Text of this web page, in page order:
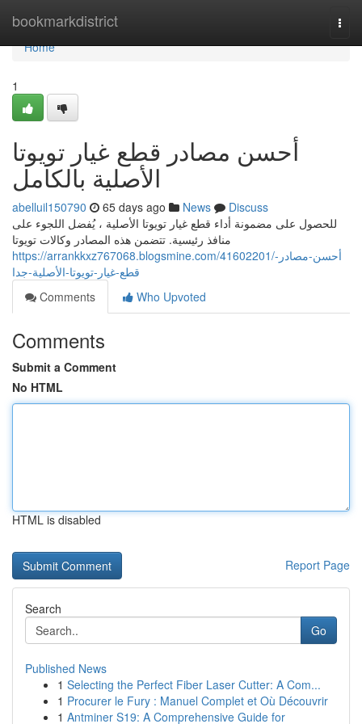
bookmarkdistrict
Home
Home
1
أحسن مصادر قطع غيار تويوتا
الأصلية بالكامل
abelluil150790 65 days ago News
Discuss
للحصول على مضمونة أداء قطع غيار تويوتا الأصلية ، يُفضل اللجوء على
منافذ رئيسية. تتضمن هذه المصادر وكالات تويوتا
https://arrankkxz767068.blogsmine.com/41602201/أحسن-مصادر-
قطع-غيار-تويوتا-الأصلية-جدا
Comments
Who Upvoted
Comments
Submit a Comment
No HTML
HTML is disabled
Report Page
Search
Go
Published News
1 Selecting the Perfect Fiber Laser Cutter: A Com...
1 Procurer le Fury : Manuel Complet et Où Découvrir
1 Antminer S19: A Comprehensive Guide for